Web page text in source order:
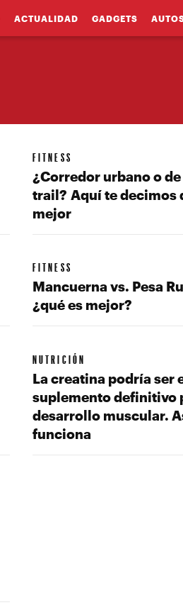
ACTUALIDAD GADGETS
FITNESS
¿Corredor urbano o de
trail? Aquí te decimos
mejor
FITNESS
Mancuerna vs. Pesa
¿qué es mejor?
NUTRICIÓN
La creatina podría ser
suplemento definitivo
desarrollo muscular.
funciona